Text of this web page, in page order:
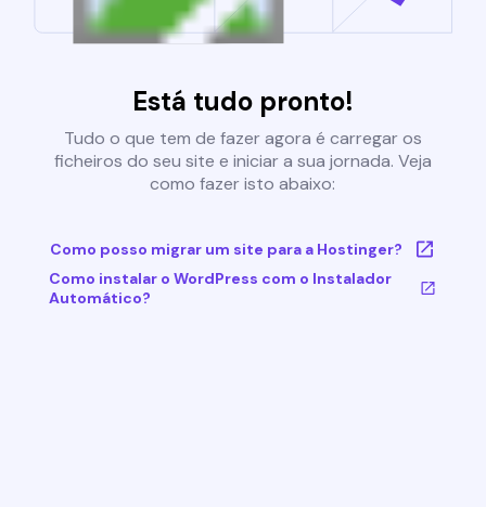
Está tudo pronto!
Tudo o que tem de fazer agora é carregar os
ficheiros do seu site e iniciar a sua jornada. Veja
como fazer isto abaixo:
Como posso migrar um site para a Hostinger?
Como instalar o WordPress com o Instalador
Automático?